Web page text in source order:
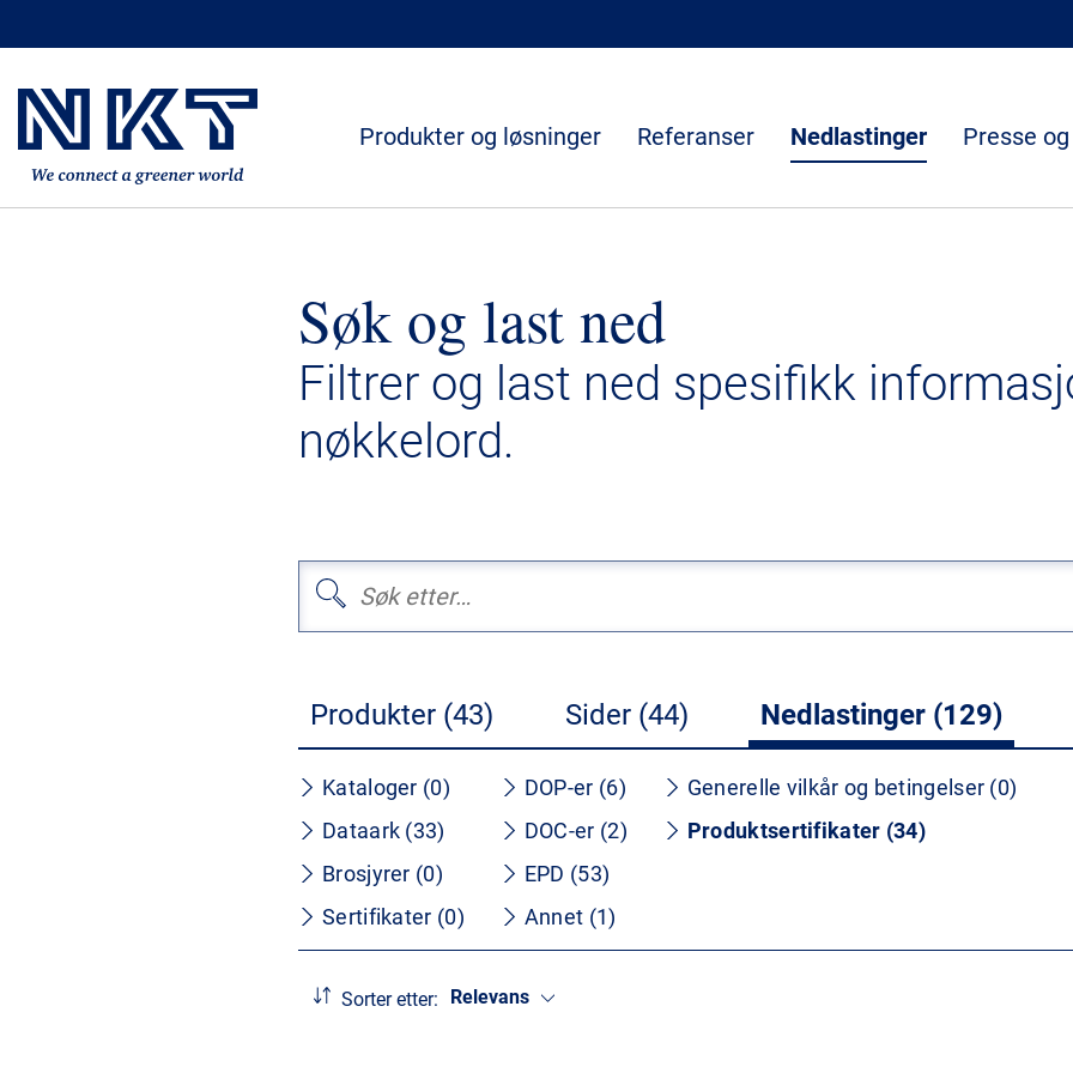
Produkter og løsninger Referanser Nedlastinger Presse
Søk og last ned
Filtrer og last ned spesifikk
nøkkelord.
Produkter (43) Sider (44) Nedlastinger (129)
Kataloger (0)
Dataark (33)
Brosjyrer (0)
Sertifikater (0)
DOP-er (6)
DOC-er (2)
EPD (53)
Annet (1)
Generelle vilkår og betingelser (0)
Produktsertifikater (34)
Sorter etter: Relevans